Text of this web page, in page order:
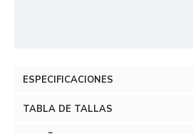
ESPECIFICACIONES
TABLA DE TALLAS